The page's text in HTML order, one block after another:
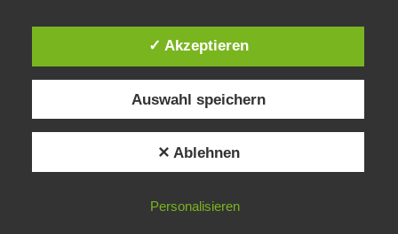
✓ Akzeptieren
Auswahl speichern
✕ Ablehnen
Personalisieren